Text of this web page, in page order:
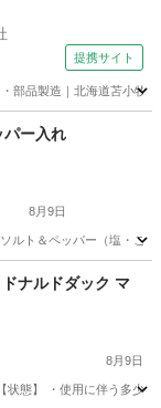
提携サイト
部品製造｜北海道苫小牧
パー入れ
8月9日
ルト＆ペッパー（塩・こ
ナルドダック マ
8月9日
態】 ・使用に伴う多少